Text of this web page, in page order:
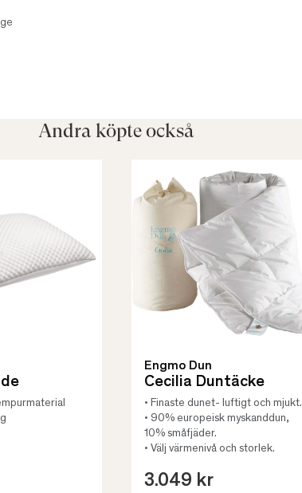
Andra köpte också
Engmo Dun
Cecilia Duntäcke
• Finaste dunet- luftigt och mjukt.
• 90% europeisk myskanddun,
10% småfjäder.
• Välj värmenivå och storlek.
3.049 kr